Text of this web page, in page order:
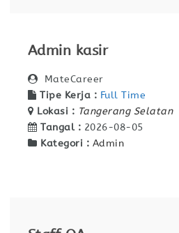
Admin kasir
MateCareer
Tipe Kerja : Full Time
Lokasi : Tangerang Selatan
Tangal : 2026-08-05
Kategori : Admin